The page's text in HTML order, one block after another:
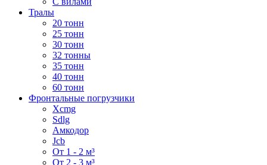
Тралы
20 тонн
25 тонн
30 тонн
32 тонны
35 тонн
40 тонн
60 тонн
Фронтальные погрузчики
Xcmg
Sdlg
Амкодор
Jcb
От 1 - 2 м³
От 2 - 3 м³